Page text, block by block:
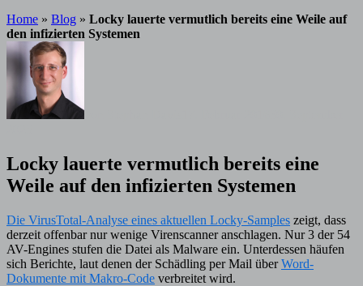
Home » Blog » Locky lauerte vermutlich bereits eine Weile auf
den infizierten Systemen
Locky lauerte vermutlich bereits eine
Weile auf den infizierten Systemen
Die VirusTotal-Analyse eines aktuellen Locky-Samples zeigt, dass
derzeit offenbar nur wenige Virenscanner anschlagen. Nur 3 der 54
AV-Engines stufen die Datei als Malware ein. Unterdessen häufen
sich Berichte, laut denen der Schädling per Mail überWord-
Dokumente mit Makro-Code verbreitet wird.